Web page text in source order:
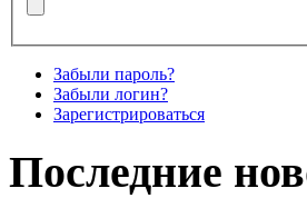
Забыли пароль?
Забыли логин?
Зарегистрироваться
Последние